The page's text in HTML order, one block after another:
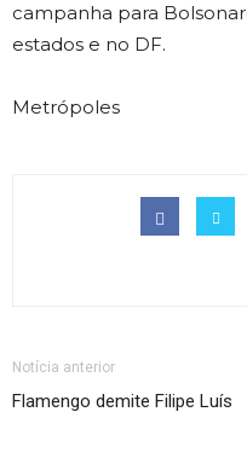
campanha para
estados e no DF.
Metrópoles
Notícia anterior
Flamengo demite Filipe Luís